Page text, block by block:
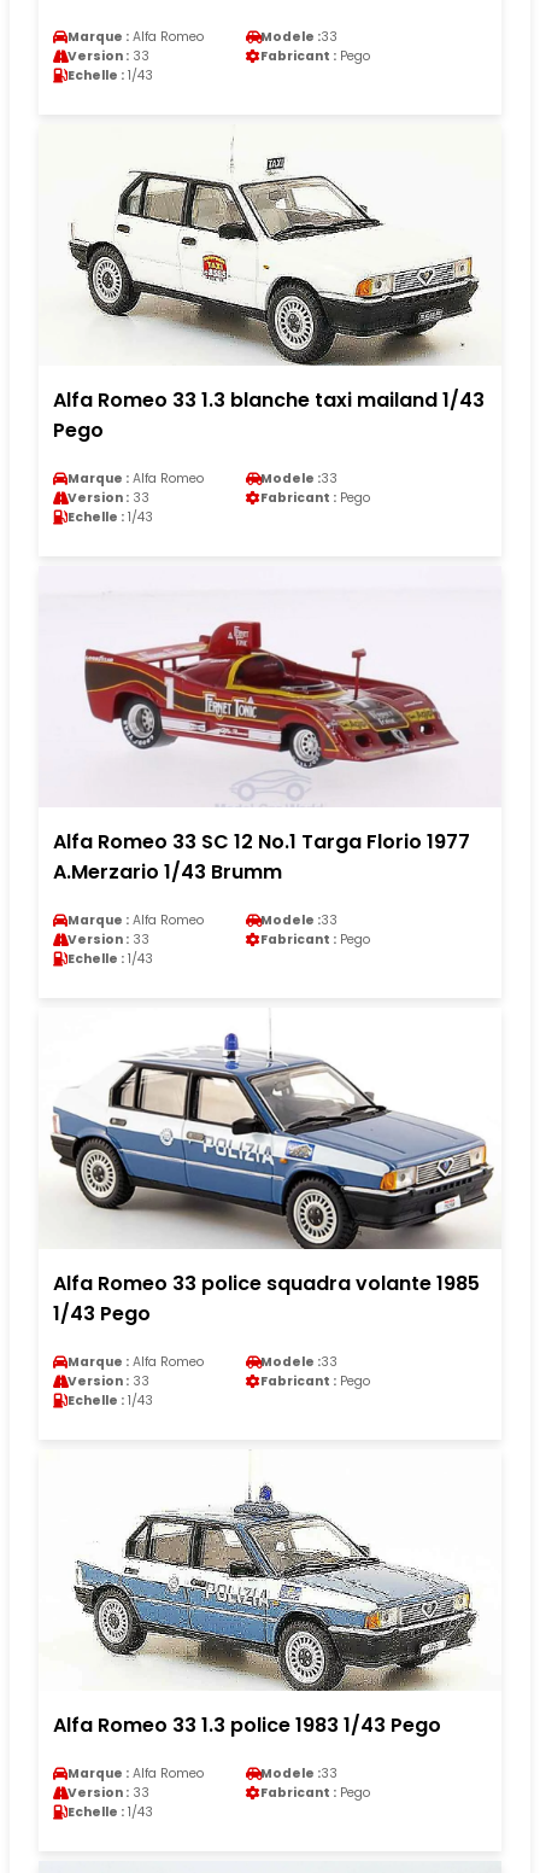
Marque : Alfa Romeo Modele :33
Version : 33 Fabricant : Pego
Echelle : 1/43
Alfa Romeo 33 1.3 blanche taxi mailand 1/43
Pego
Marque : Alfa Romeo Modele :33
Version : 33 Fabricant : Pego
Echelle : 1/43
Alfa Romeo 33 SC 12 No.1 Targa Florio 1977
A.Merzario 1/43 Brumm
Marque : Alfa Romeo Modele :33
Version : 33 Fabricant : Pego
Echelle : 1/43
Alfa Romeo 33 police squadra volante 1985
1/43 Pego
Marque : Alfa Romeo Modele :33
Version : 33 Fabricant : Pego
Echelle : 1/43
Alfa Romeo 33 1.3 police 1983 1/43 Pego
Marque : Alfa Romeo Modele :33
Version : 33 Fabricant : Pego
Echelle : 1/43